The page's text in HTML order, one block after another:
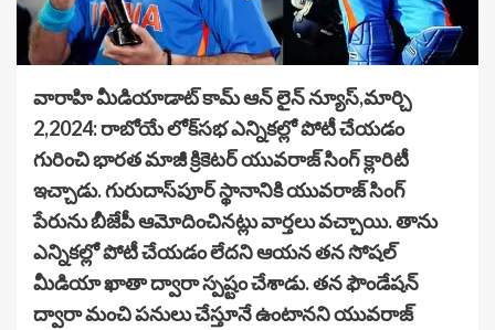
వారాహి మీడియాడాట్ కామ్ ఆన్ లైన్ న్యూస్,మార్చి
2,2024: రాబోయే లోక్‌సభ ఎన్నికల్లో పోటీ చేయడం
గురించి భారత మాజీ క్రికెటర్ యువరాజ్ సింగ్ క్లారిటీ
ఇచ్చాడు. గురుదాస్‌పూర్ స్థానానికి యువరాజ్ సింగ్
పేరును బీజేపీ ఆమోదించినట్లు వార్తలు వచ్చాయి. తాను
ఎన్నికల్లో పోటీ చేయడం లేదని ఆయన తన సోషల్
మీడియా ఖాతా ద్వారా స్పష్టం చేశాడు. తన ఫౌండేషన్
ద్వారా మంచి పనులు చేస్తూనే ఉంటానని యువరాజ్